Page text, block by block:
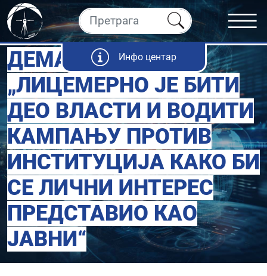
Инфо центар
ДЕМАНТИ:
„ЛИЦЕМЕРНО ЈЕ БИТИ
ДЕО ВЛАСТИ И ВОДИТИ
КАМПАЊУ ПРОТИВ
ИНСТИТУЦИЈА КАКО БИ
СЕ ЛИЧНИ ИНТЕРЕС
ПРЕДСТАВИО КАО
ЈАВНИ“